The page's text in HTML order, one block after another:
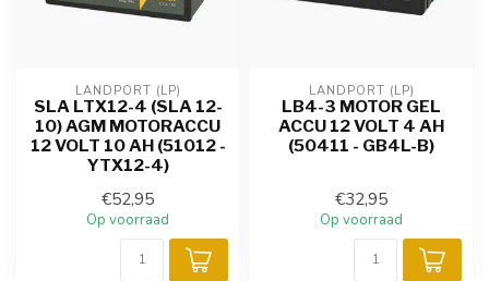
LANDPORT (LP)
SLA LTX12-4 (SLA 12-
10) AGM MOTORACCU
12 VOLT 10 AH (51012 -
YTX12-4)
€52,95
Op voorraad
LANDPORT (LP)
LB4-3 MOTOR GEL
ACCU 12 VOLT 4 AH
(50411 - GB4L-B)
€32,95
Op voorraad